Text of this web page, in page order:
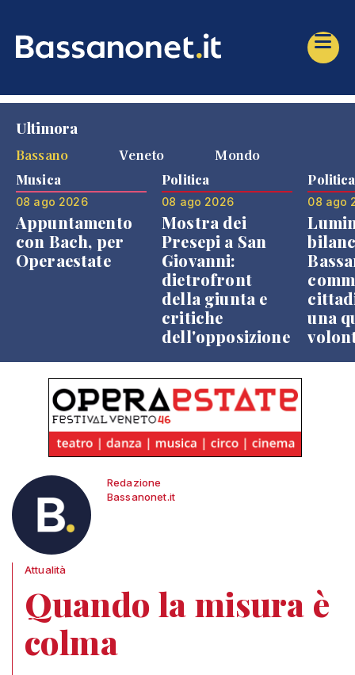
Ultimora
Bassano
Veneto Mondo
Musica
08 ago 2026
Appuntamento
con Bach, per
Operaestate
Politica
08 ago 2026
Mostra dei
Presepi a San
Giovanni:
dietrofront
della giunta e
critiche
dell'opposizione
Politica
08 ago
una
Redazione
Bassanonet.it
Attualità
Quando la misura è
colma